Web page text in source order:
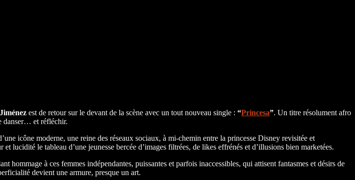
est de retour sur le devant de la scène avec un tout nouveau single : “Princesa”. Un titre résolument afro
danser… et réfléchir.
icône moderne, une reine des réseaux sociaux, à mi-chemin entre la princesse Disney revisitée et
lucidité le tableau d’une jeunesse bercée d’images filtrées, de likes effrénés et d’illusions bien marketées.
hommage à ces femmes indépendantes, puissantes et parfois inaccessibles, qui attisent fantasmes et désirs de
devient une armure, presque un art.